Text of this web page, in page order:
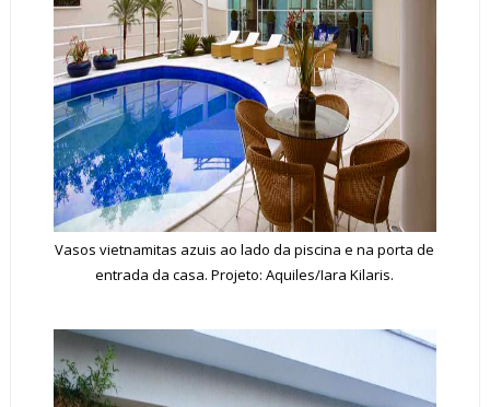
Vasos vietnamitas azuis ao lado da piscina e na porta de
entrada da casa. Projeto: Aquiles/Iara Kilaris.